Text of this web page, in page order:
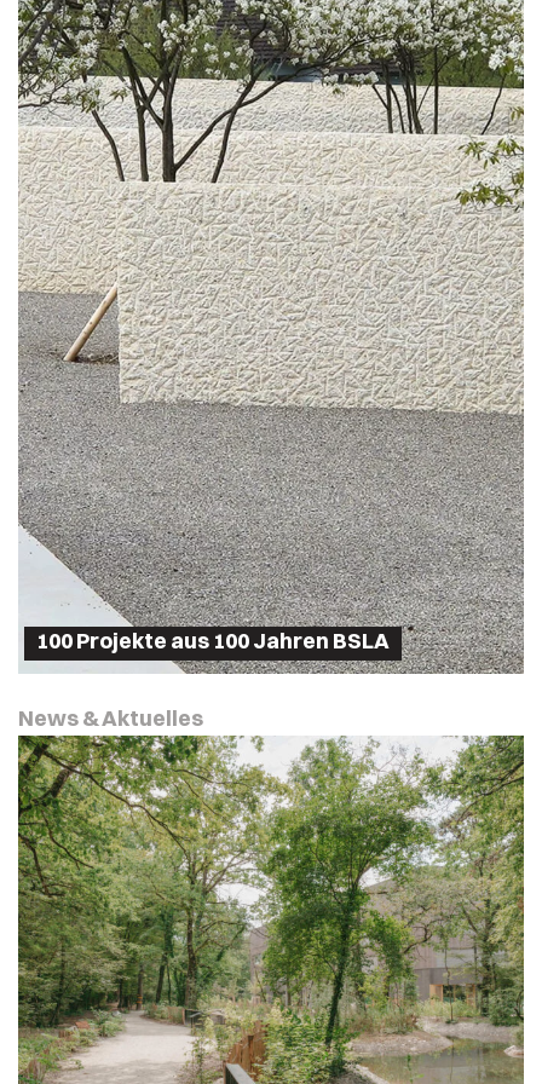
100 Projekte aus 100 Jahren BSLA
News & Aktuelles